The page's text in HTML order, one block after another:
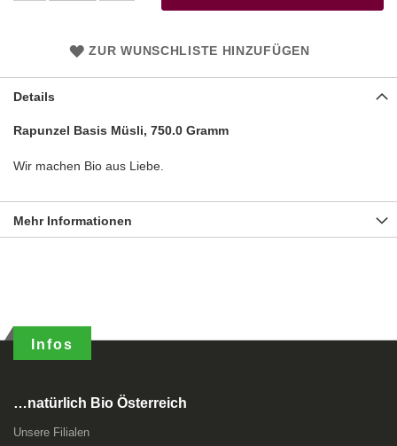
ZUR WUNSCHLISTE HINZUFÜGEN
Details
Rapunzel Basis Müsli, 750.0 Gramm
Wir machen Bio aus Liebe.
Mehr Informationen
Infos
…natürlich Bio Österreich
Unsere Filialen